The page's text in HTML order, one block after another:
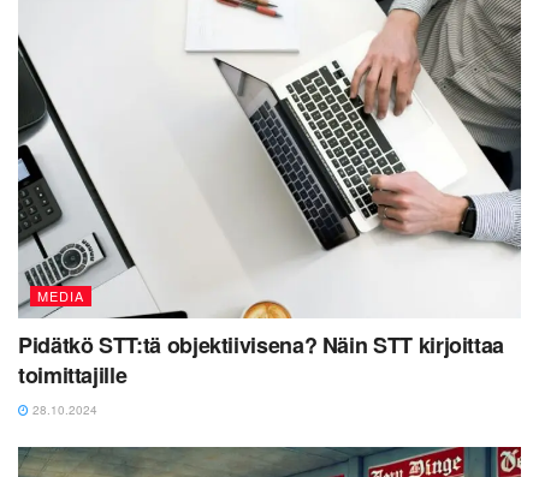
MEDIA
Pidätkö STT:tä objektiivisena? Näin STT kirjoittaa
toimittajille
28.10.2024